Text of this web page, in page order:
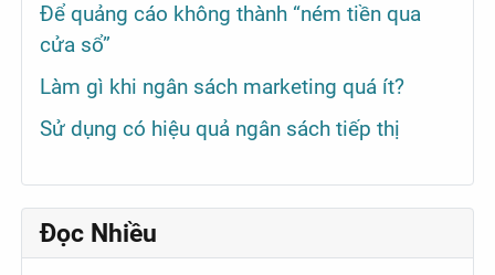
Để quảng cáo không thành “ném tiền qua
cửa sổ”
Làm gì khi ngân sách marketing quá ít?
Sử dụng có hiệu quả ngân sách tiếp thị
Đọc Nhiều